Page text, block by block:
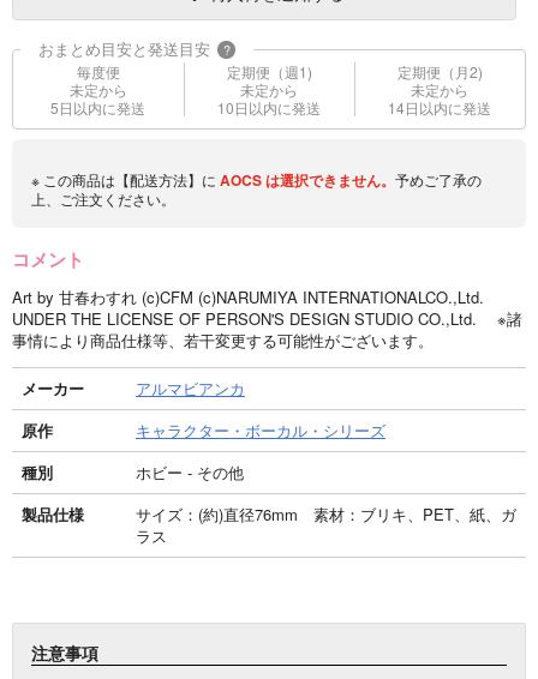
おまとめ目安と発送目安 ?
毎度便
未定から
5日以内に発送
定期便（週1)
未定から
10日以内に発送
定期便（月2)
未定から
14日以内に発送
※ この商品は【配送方法】に AOCSは選択できません。 予めご了承の
上、ご注文ください。
コメント
Art by 甘春わすれ (c)CFM (c)NARUMIYA INTERNATIONALCO.,Ltd.
UNDER THE LICENSE OF PERSON'S DESIGN STUDIO CO.,Ltd. ※諸
事情により商品仕様等、若干変更する可能性がございます。
メーカー
アルマビアンカ
原作
キャラクター・ボーカル・シリーズ
種別
ホビー - その他
製品仕様
サイズ：(約)直径76mm 素材：ブリキ、PET、紙、ガ
ラス
注意事項